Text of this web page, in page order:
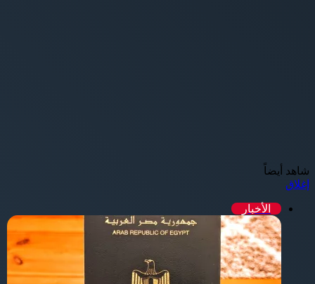
شاهد أيضاً
إغلاق
الأخبار